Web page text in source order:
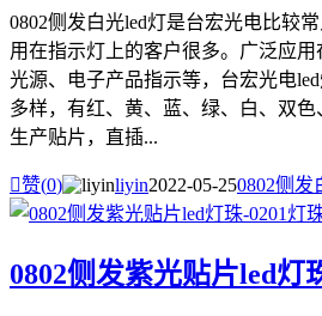
0802侧发白光led灯是台宏光电比较
用在指示灯上的客户很多。广泛应
光源、电子产品指示等，台宏光电
多样，有红、黄、蓝、绿、白、双
生产贴片，直插...
赞(0) liyin2022-05-250802侧发
0802侧发紫光贴片led灯